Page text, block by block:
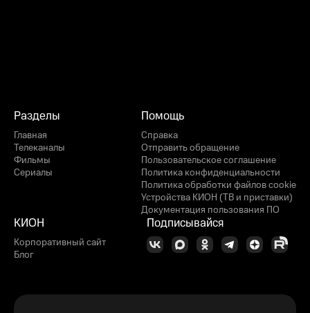
Разделы
Главная
Телеканалы
Фильмы
Сериалы
Помощь
Справка
Отправить обращение
Пользовательское соглашение
Политика конфиденциальности
Политика обработки файлов cookie
Устройства КИОН (ТВ и приставки)
Документация пользования ПО
КИОН
Корпоративный сайт
Блог
Подписывайся